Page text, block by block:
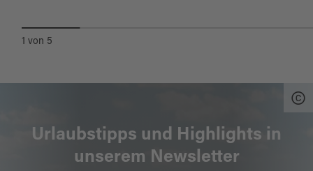
1 von 5
Urlaubstipps und Highlights in
unserem Newsletter